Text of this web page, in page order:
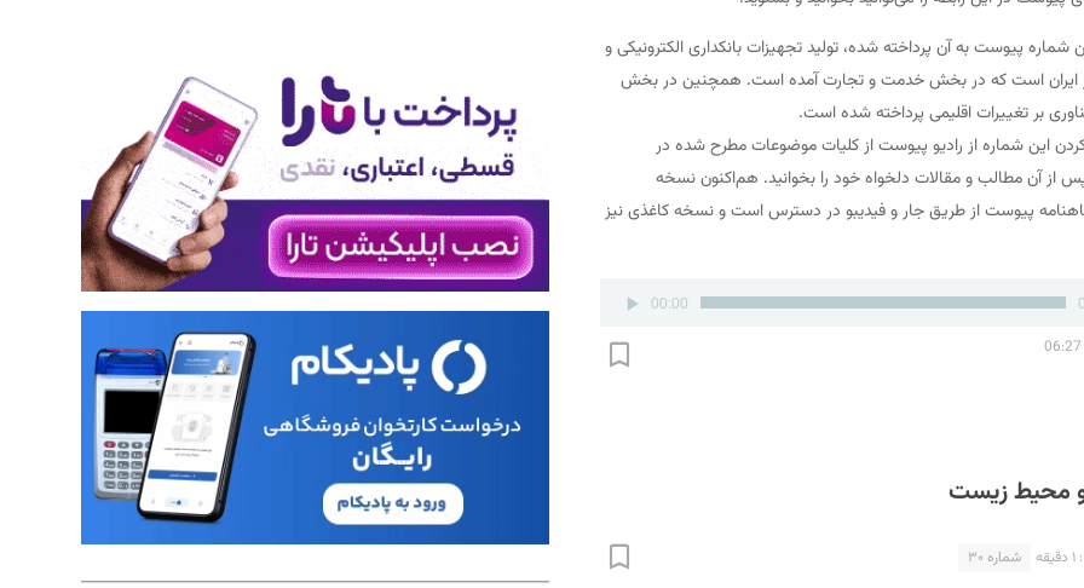
پیوست به آن پرداخته شده، تولید تجهیزات بانکداری الکترونیکی و
ایران است که در بخش خدمت و تجارت آمده است. همچنین در بخش
بر تغییرات اقلیمی پرداخته شده است.
این شماره از رادیو پیوست از کلیات موضوعات مطرح شده در
از آن مطالب و مقالات دلخواه خود را بخوانید. هم‌اکنون نسخه
شماره 69 ماهنامه پیوست از طریق جار و فیدیبو در دسترس است و نسخه کاغذی نیز
00:00
محیط زیست
شماره ۳۰